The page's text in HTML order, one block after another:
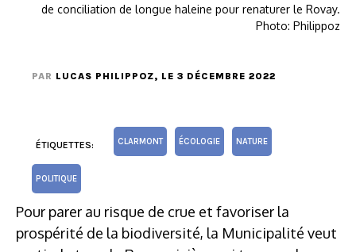
de conciliation de longue haleine pour renaturer le Rovay.
Photo: Philippoz
PAR LUCAS PHILIPPOZ, LE 3 DÉCEMBRE 2022
ÉTIQUETTES: CLARMONT ÉCOLOGIE NATURE
POLITIQUE
Pour parer au risque de crue et favoriser la
prospérité de la biodiversité, la Municipalité veut